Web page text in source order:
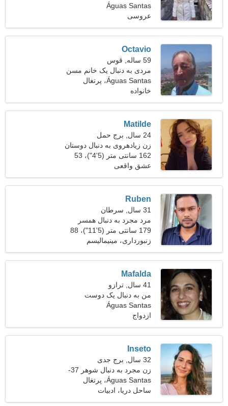
Águas Santas
عروسی
Octavio
59 ساله, قوس
مردی به دنبال یک خانم مسن
52-57
Águas Santas، پرتغال
خانواده
Matilde
24 سال, برج حمل
زن زیادهروی به دنبال دوستان
162 سانتی متر (5'4")، 53
کیلوگرم (116 پوند)
عشق واقعی
Ruben
31 سال, سرطان
مرد مجرد به دنبال همسر
179 سانتی متر (5'11")، 88
کیلوگرم (194 پوند)
زنبورداری، مینیمالیسم
Mafalda
41 سال, ترازو
من به دنبال یک دوست
مسافرتی صادق هستم
Águas Santas
ازدواج
Inseto
32 سال, برج جدی
زن مجرد به دنبال شوهر 37-
44
Águas Santas، پرتغال
ساحل دریا، ادبیات